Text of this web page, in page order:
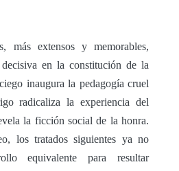
más extensos y memorables,
en la constitución de la
inaugura la pedagogía cruel
radicaliza la experiencia del
la ficción social de la honra.
los tratados siguientes ya no
equivalente para resultar